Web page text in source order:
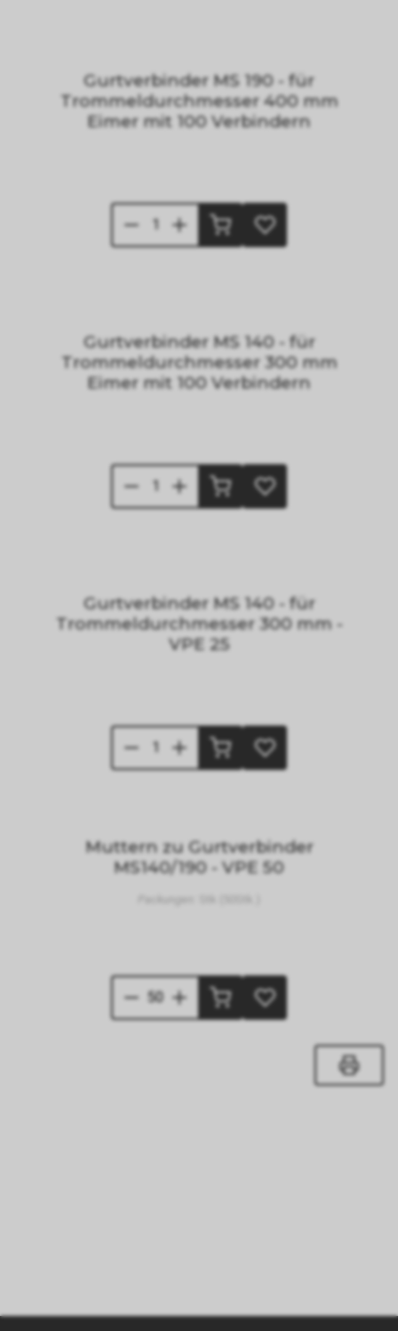
Gurtverbinder MS 190 - für
Trommeldurchmesser 400 mm
Eimer mit 100 Verbindern
Gurtverbinder MS 140 - für
Trommeldurchmesser 300 mm
Eimer mit 100 Verbindern
Gurtverbinder MS 140 - für
Trommeldurchmesser 300 mm -
VPE 25
Muttern zu Gurtverbinder
MS140/190 - VPE 50